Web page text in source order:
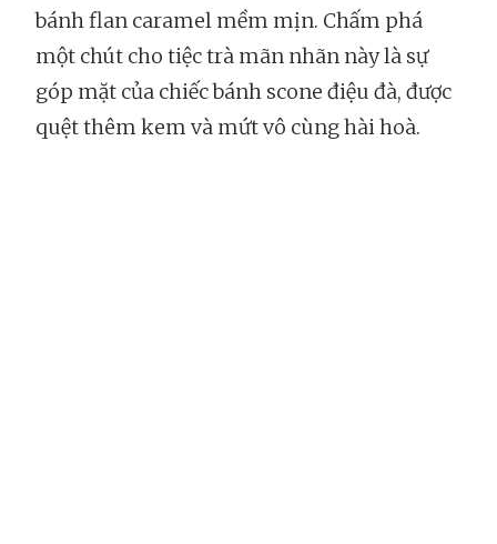
bánh flan caramel mềm mịn. Chấm phá
một chút cho tiệc trà mãn nhãn này là sự
góp mặt của chiếc bánh scone điệu đà, được
quệt thêm kem và mứt vô cùng hài hoà.